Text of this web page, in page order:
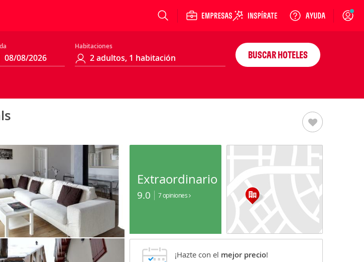
Login
Habitaciones
BUSCAR HOTELES
Extraordinario
9.0 7 opiniones
¡Hazte con el mejor precio!